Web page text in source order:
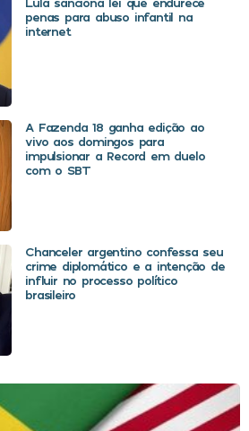
penas para abuso infantil na
internet
A Fazenda 18 ganha edição ao
vivo aos domingos para
impulsionar a Record em duelo
com o SBT
Chanceler argentino confessa seu
crime diplomático e a intenção de
influir no processo político
brasileiro